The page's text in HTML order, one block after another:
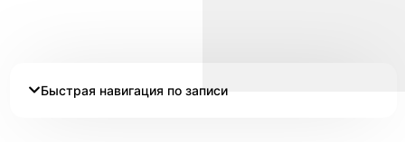
Быстрая навигация по записи